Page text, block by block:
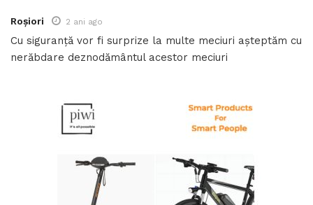
Roșiori 2 ani ago
Cu siguranță vor fi surprize la multe meciuri așteptăm cu
nerăbdare deznodământul acestor meciuri